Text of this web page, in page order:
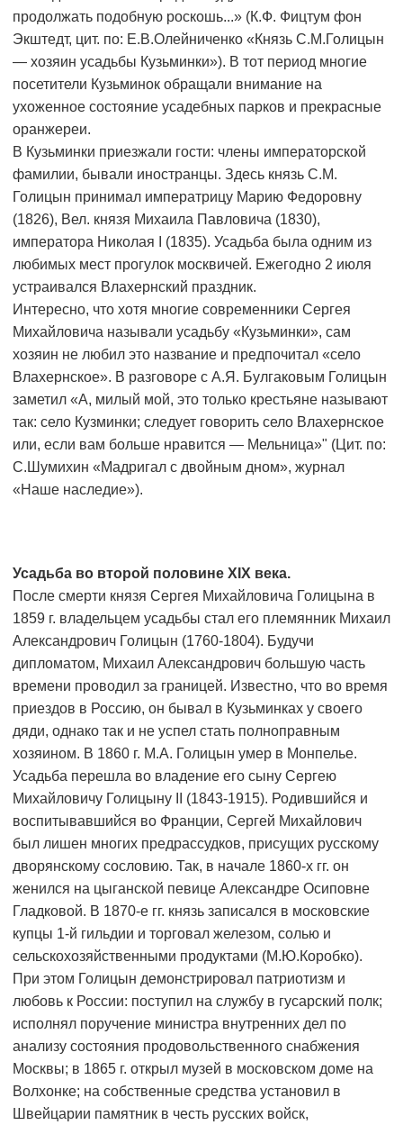
продолжать подобную роскошь...» (К.Ф. Фицтум фон
Экштедт, цит. по: Е.В.Олейниченко «Князь С.М.Голицын
— хозяин усадьбы Кузьминки»). В тот период многие
посетители Кузьминок обращали внимание на
ухоженное состояние усадебных парков и прекрасные
оранжереи.
В Кузьминки приезжали гости: члены императорской
фамилии, бывали иностранцы. Здесь князь С.М.
Голицын принимал императрицу Марию Федоровну
(1826), Вел. князя Михаила Павловича (1830),
императора Николая I (1835). Усадьба была одним из
любимых мест прогулок москвичей. Ежегодно 2 июля
устраивался Влахернский праздник.
Интересно, что хотя многие современники Сергея
Михайловича называли усадьбу «Кузьминки», сам
хозяин не любил это название и предпочитал «село
Влахернское». В разговоре с А.Я. Булгаковым Голицын
заметил «А, милый мой, это только крестьяне называют
так: село Кузминки; следует говорить село Влахернское
или, если вам больше нравится — Мельница»" (Цит. по:
С.Шумихин «Мадригал с двойным дном», журнал
«Наше наследие»).
Усадьба во второй половине XIX века.
После смерти князя Сергея Михайловича Голицына в
1859 г. владельцем усадьбы стал его племянник Михаил
Александрович Голицын (1760-1804). Будучи
дипломатом, Михаил Александрович большую часть
времени проводил за границей. Известно, что во время
приездов в Россию, он бывал в Кузьминках у своего
дяди, однако так и не успел стать полноправным
хозяином. В 1860 г. М.А. Голицын умер в Монпелье.
Усадьба перешла во владение его сыну Сергею
Михайловичу Голицыну II (1843-1915). Родившийся и
воспитывавшийся во Франции, Сергей Михайлович
был лишен многих предрассудков, присущих русскому
дворянскому сословию. Так, в начале 1860-х гг. он
женился на цыганской певице Александре Осиповне
Гладковой. В 1870-е гг. князь записался в московские
купцы 1-й гильдии и торговал железом, солью и
сельскохозяйственными продуктами (М.Ю.Коробко).
При этом Голицын демонстрировал патриотизм и
любовь к России: поступил на службу в гусарский полк;
исполнял поручение министра внутренних дел по
анализу состояния продовольственного снабжения
Москвы; в 1865 г. открыл музей в московском доме на
Волхонке; на собственные средства установил в
Швейцарии памятник в честь русских войск,